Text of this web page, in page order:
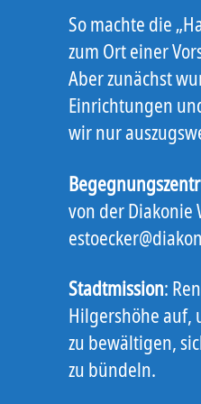
So machte die
zum Ort einer
Aber zunächst
Einrichtungen
wir nur
von der Diakonie
Stadtmission:
Hilgershöhe auf,
zu bewältigen,
zu bündeln.